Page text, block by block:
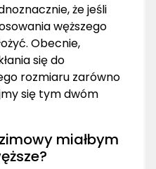
że jeśli
węższego
Obecnie,
się do
rozmiaru zarówno
się tym dwóm
miałbym